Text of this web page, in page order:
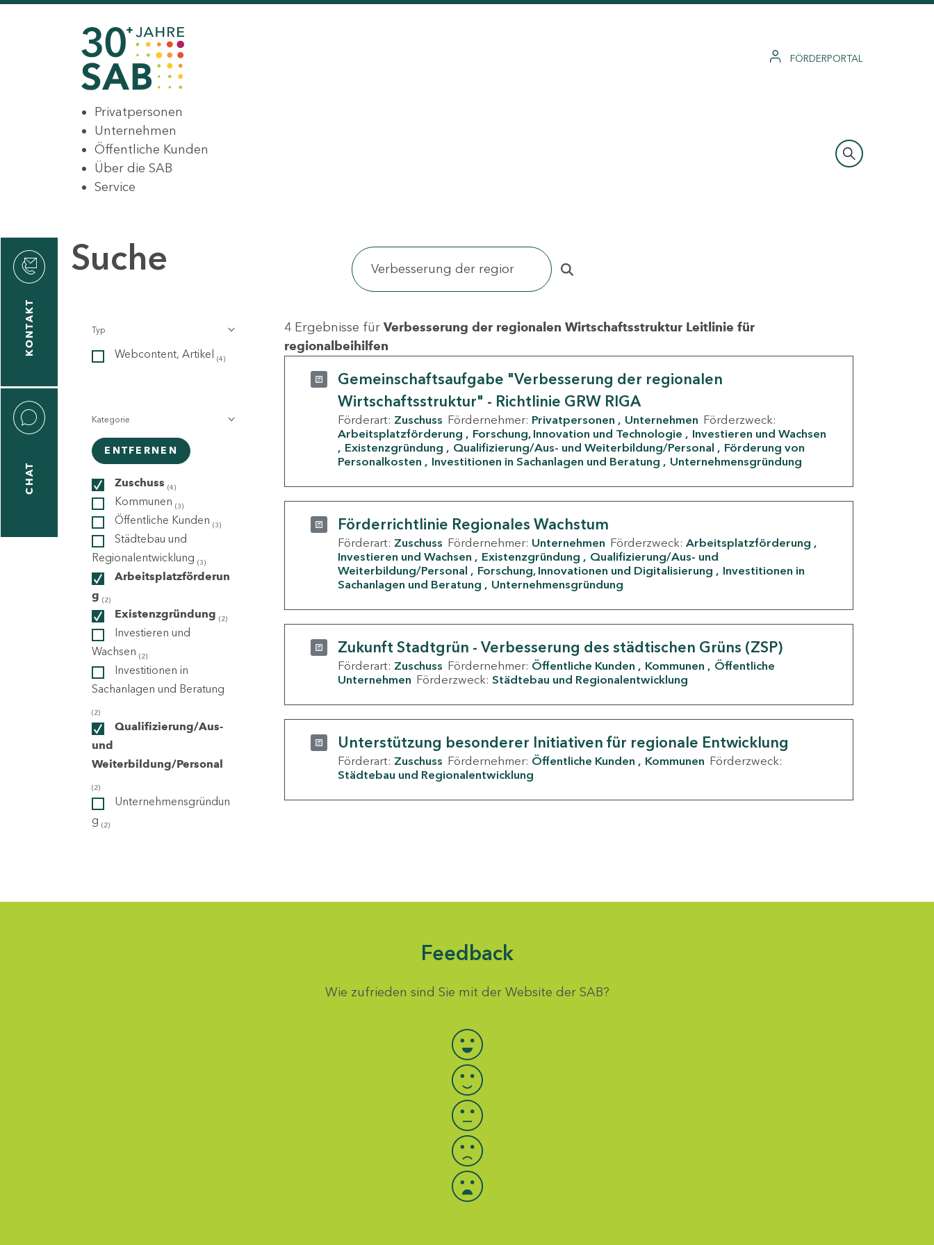
FÖRDERPORTAL
Privatpersonen
Unternehmen
Öffentliche Kunden
Über die SAB
Service
KONTAKT
CHAT
Suche
Typ
Webcontent, Artikel (4)
Kategorie
ENTFERNEN
Zuschuss (4)
Kommunen (3)
Öffentliche Kunden (3)
Städtebau und
Regionalentwicklung (3)
Arbeitsplatzförderun
g (2)
Existenzgründung (2)
Investieren und
Wachsen (2)
Investitionen in
Sachanlagen und Beratung
(2)
Qualifizierung/Aus-
und
Weiterbildung/Personal
(2)
Unternehmensgründun
g (2)
4 Ergebnisse für Verbesserung der regionalen Wirtschaftsstruktur Leitlinie für
regionalbeihilfen
Gemeinschaftsaufgabe "Verbesserung der regionalen
Wirtschaftsstruktur" - Richtlinie GRW RIGA
Förderart: Zuschuss Fördernehmer: Privatpersonen Unternehmen Förderzweck:
Arbeitsplatzförderung
Forschung, Innovation und Technologie
Investieren und Wachsen
Existenzgründung
Qualifizierung/Aus- und Weiterbildung/Personal
Förderung von
Personalkosten
Investitionen in Sachanlagen und Beratung Unternehmensgründung
Förderrichtlinie Regionales Wachstum
Förderart: Zuschuss Fördernehmer: Unternehmen Förderzweck: Arbeitsplatzförderung
Investieren und Wachsen
Existenzgründung
Qualifizierung/Aus- und
Weiterbildung/Personal
Forschung, Innovationen und Digitalisierung
Investitionen in
Sachanlagen und Beratung
Unternehmensgründung
Zukunft Stadtgrün - Verbesserung des städtischen Grüns (ZSP)
Förderart: Zuschuss Fördernehmer: Öffentliche Kunden Kommunen
Öffentliche
Unternehmen Förderzweck: Städtebau und Regionalentwicklung
Unterstützung besonderer Initiativen für regionale Entwicklung
Förderart: Zuschuss Fördernehmer: Öffentliche Kunden Kommunen Förderzweck:
Städtebau und Regionalentwicklung
Feedback
Wie zufrieden sind Sie mit der Website der SAB?
Bewertung auswählen